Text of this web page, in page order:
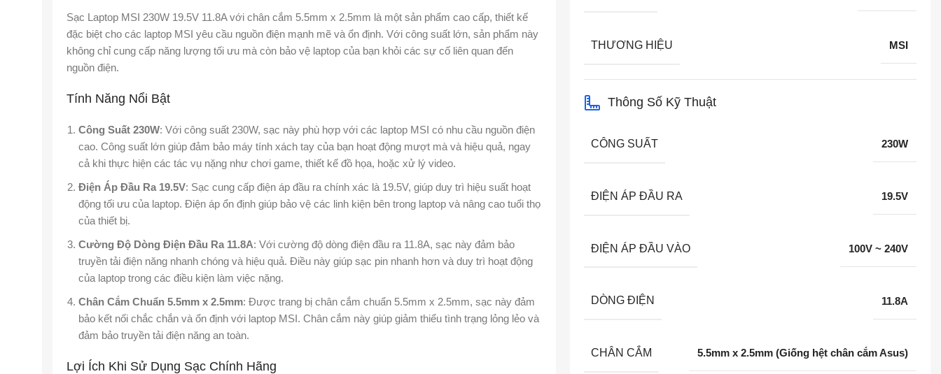
Sạc Laptop MSI 230W 19.5V 11.8A với chân cắm 5.5mm x 2.5mm là một sản phẩm cao cấp, thiết kế
đặc biệt cho các laptop MSI yêu cầu nguồn điện mạnh mẽ và ổn định. Với công suất lớn, sản phẩm này
không chỉ cung cấp năng lượng tối ưu mà còn bảo vệ laptop của bạn khỏi các sự cố liên quan đến
nguồn điện.
Tính Năng Nổi Bật
Công Suất 230W: Với công suất 230W, sạc này phù hợp với các laptop MSI có nhu cầu nguồn điện
cao. Công suất lớn giúp đảm bảo máy tính xách tay của bạn hoạt động mượt mà và hiệu quả, ngay
cả khi thực hiện các tác vụ nặng như chơi game, thiết kế đồ họa, hoặc xử lý video.
Điện Áp Đầu Ra 19.5V: Sạc cung cấp điện áp đầu ra chính xác là 19.5V, giúp duy trì hiệu suất hoạt
động tối ưu của laptop. Điện áp ổn định giúp bảo vệ các linh kiện bên trong laptop và nâng cao tuổi thọ
của thiết bị.
Cường Độ Dòng Điện Đầu Ra 11.8A: Với cường độ dòng điện đầu ra 11.8A, sạc này đảm bảo
truyền tải điện năng nhanh chóng và hiệu quả. Điều này giúp sạc pin nhanh hơn và duy trì hoạt động
của laptop trong các điều kiện làm việc nặng.
Chân Cắm Chuẩn 5.5mm x 2.5mm: Được trang bị chân cắm chuẩn 5.5mm x 2.5mm, sạc này đảm
bảo kết nối chắc chắn và ổn định với laptop MSI. Chân cắm này giúp giảm thiểu tình trạng lỏng lẻo và
đảm bảo truyền tải điện năng an toàn.
Lợi Ích Khi Sử Dụng Sạc Chính Hãng
THƯƠNG HIỆU MSI
Thông Số Kỹ Thuật
CÔNG SUẤT 230W
ĐIỆN ÁP ĐẦU RA 19.5V
ĐIỆN ÁP ĐẦU VÀO 100V ~ 240V
DÒNG ĐIỆN 11.8A
CHÂN CẮM 5.5mm x 2.5mm (Giống hệt chân cắm Asus)